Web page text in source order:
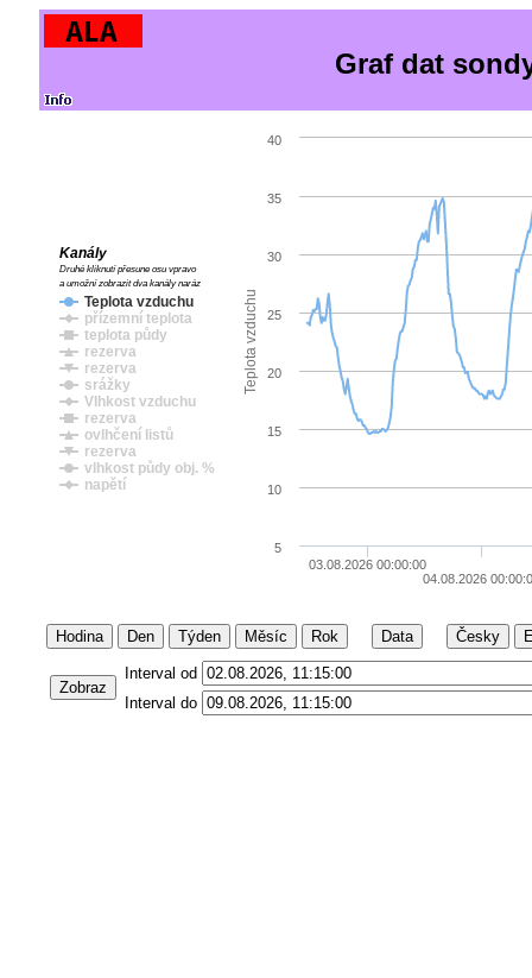
Graf dat
Teplota vzduchu
Teplota vzduchu
přízemní teplota
teplota půdy
rezerva
rezerva
srážky
Vlhkost vzduchu
rezerva
ovlhčení listů
rezerva
vlhkost půdy obj. %
napětí
Kanály
Druhé kliknutí přesune osu vpravo
a umožní zobrazit dva kanály naráz
03.08.2026 00:00:00
04.08.2026
5
10
15
20
25
30
35
40
Hodina Den Týden Měsíc Rok Data Česky
Zobraz
Interval od
Interval do